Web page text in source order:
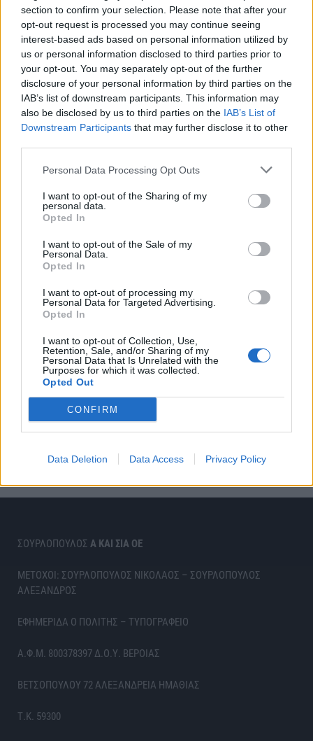
section to confirm your selection. Please note that after your
opt-out request is processed you may continue seeing
interest-based ads based on personal information utilized by
us or personal information disclosed to third parties prior to
your opt-out. You may separately opt-out of the further
disclosure of your personal information by third parties on the
IAB’s list of downstream participants. This information may
also be disclosed by us to third parties on the IAB’s List of
Downstream Participants that may further disclose it to other
Personal Data Processing Opt Outs
I want to opt-out of the Sharing of my
personal data.
Opted In
I want to opt-out of the Sale of my
Personal Data.
Opted In
I want to opt-out of processing my
Personal Data for Targeted Advertising.
Opted In
I want to opt-out of Collection, Use,
Retention, Sale, and/or Sharing of my
Personal Data that Is Unrelated with the
Purposes for which it was collected.
Opted Out
CONFIRM
Data Deletion Data Access Privacy Policy
ΣΟΥΡΛΟΠΟΥΛΟΣ Α ΚΑΙ ΣΙΑ ΟΕ
ΜΕΤΟΧΟΙ: ΣΟΥΡΛΟΠΟΥΛΟΣ ΝΙΚΟΛΑΟΣ – ΣΟΥΡΛΟΠΟΥΛΟΣ
ΑΛΕΞΑΝΔΡΟΣ
ΕΦΗΜΕΡΙΔΑ Ο ΠΟΛΙΤΗΣ – ΤΥΠΟΓΡΑΦΕΙΟ
Α.Φ.Μ. 800378397 Δ.Ο.Υ. ΒΕΡΟΙΑΣ
ΒΕΤΣΟΠΟΥΛΟΥ 72 ΑΛΕΞΑΝΔΡΕΙΑ ΗΜΑΘΙΑΣ
Τ.Κ. 59300